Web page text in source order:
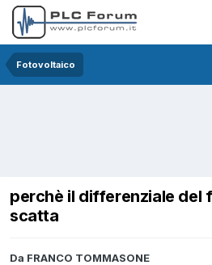
Fotovoltaico
perchè il differenziale del
scatta
Da FRANCO TOMMASONE